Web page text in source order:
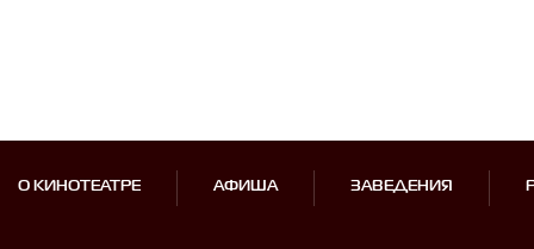
О КИНОТЕАТРЕ АФИША ЗАВЕДЕНИЯ